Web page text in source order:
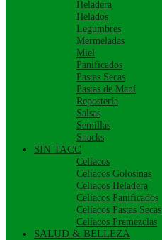
Heladera
Helados
Legumbres
Mermeladas
Miel
Panificados
Pastas Secas
Pastas de Maní
Repostería
Salsas
Semillas
Snacks
SIN TACC
Celíacos
Celíacos Golosinas
Celíacos Heladera
Celíacos Panificados
Celíacos Pastas Secas
Celíacos Premezclas
SALUD & BELLEZA